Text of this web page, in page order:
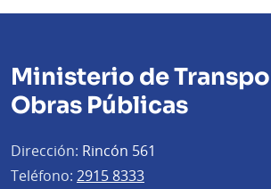
Ministerio de
Obras Públicas
Dirección: Rincón 561
Teléfono: 2915 8333